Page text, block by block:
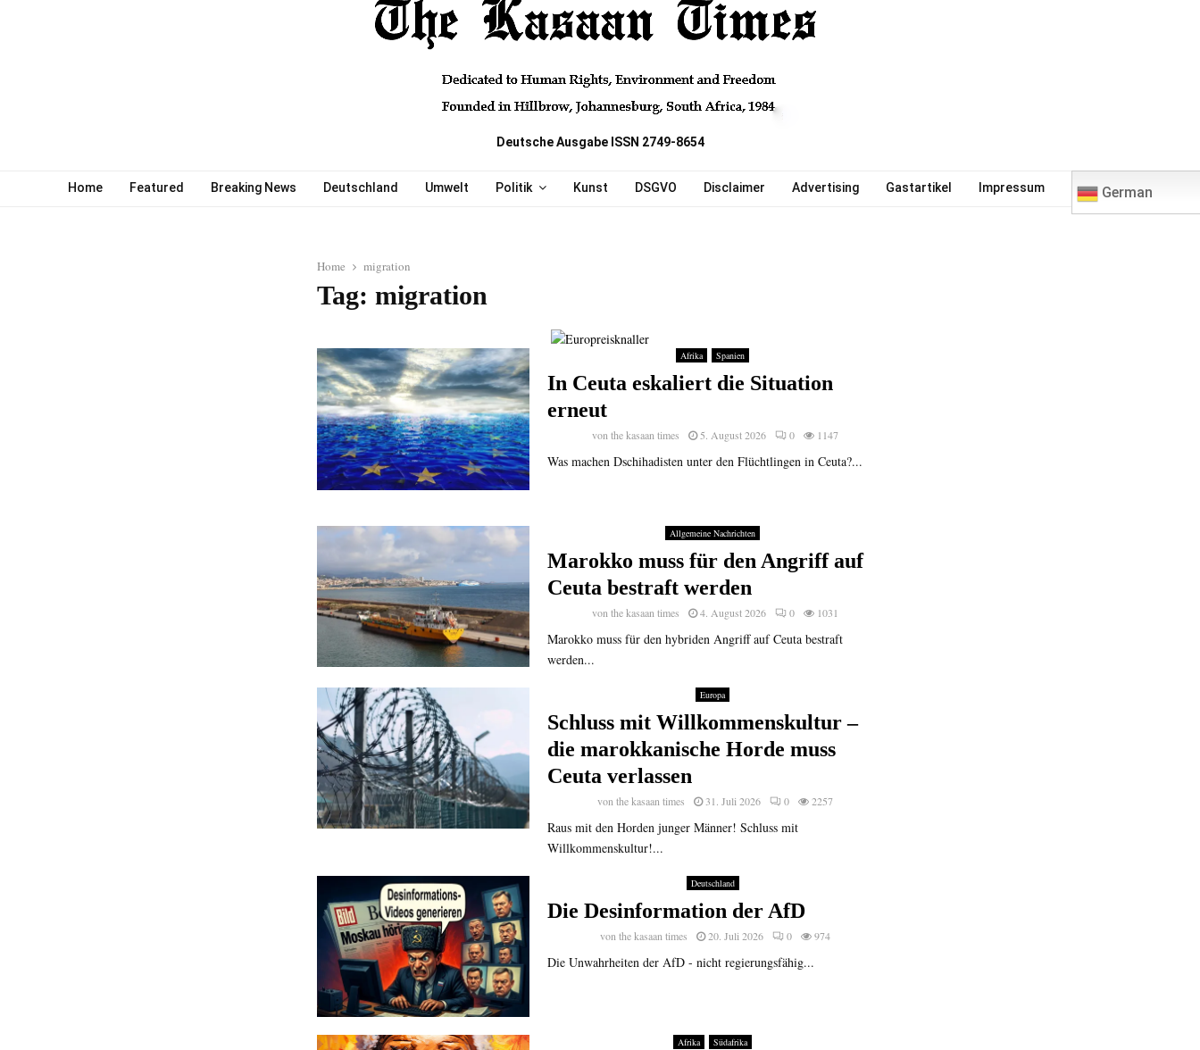
Deutsche Ausgabe ISSN 2749-8654
Home Featured Breaking News Deutschland Umwelt Politik Kunst DSGVO Disclaimer Advertising Gastartikel Impressum German
Home migration
Tag: migration
Afrika Spanien
In Ceuta eskaliert die Situation
erneut
vonthe kasaan times 5. August 2026 0 1147
Was machen Dschihadisten unter den Flüchtlingen in Ceuta?...
Allgemeine Nachrichten
Marokko muss für den Angriff auf
Ceuta bestraft werden
von the kasaan times 4. August 2026 0 1031
Marokko muss für den hybriden Angriff auf Ceuta bestraft
werden...
Europa
Schluss mit Willkommenskultur –
die marokkanische Horde muss
Ceuta verlassen
von the kasaan times 31. Juli 2026 0 2257
Raus mit den Horden junger Männer! Schluss mit
Willkommenskultur!...
Deutschland
Die Desinformation der AfD
von the kasaan times 20. Juli 2026 0 974
Die Unwahrheiten der AfD - nicht regierungsfähig...
Afrika Südafrika